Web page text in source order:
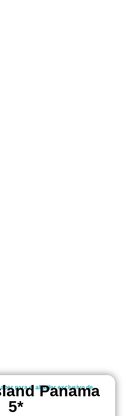
para el alquiler exclusivo de
Panama
5*